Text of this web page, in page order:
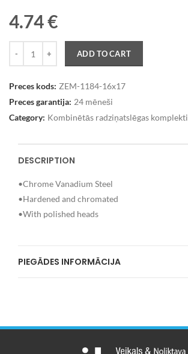
4.74€
ADD TO CART
Preces kods: ZEM-1184-16x17
Preces garantija: 24 mēneši
Category: Kombinētās radziņatslēgas komplekti
DESCRIPTION
•Chrome Vanadium Steel
•Hardened and chromated
•With polished heads
PIEGĀDES INFORMĀCIJA